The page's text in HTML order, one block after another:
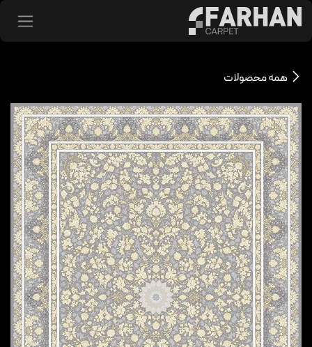
رد شدن به محتوا
همه محصولات